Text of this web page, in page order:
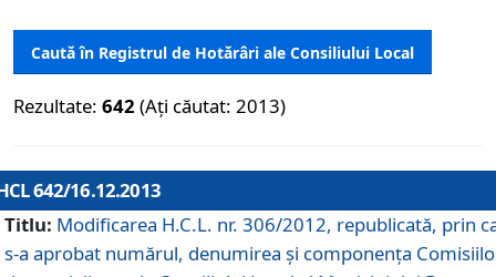
Caută în Registrul de Hotărâri ale Consiliului Local
Rezultate: 642 (Ați căutat: 2013)
642/16.12.2013
Titlu: Modificarea H.C.L. nr. 306/2012, republicată, prin
s-a aprobat numărul, denumirea şi componenţa